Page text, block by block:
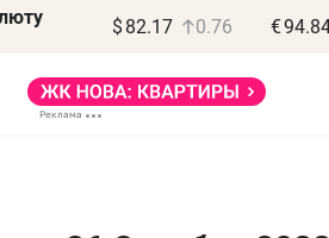
$ 82.17 0.76 €